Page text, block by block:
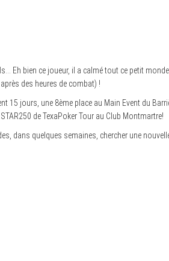
bien ce joueur, il a calmé tout ce petit
des heures de combat) !
15 jours, une 8ème place au Main Event du
de TexaPoker Tour au Club Montmartre!
dans quelques semaines, chercher une